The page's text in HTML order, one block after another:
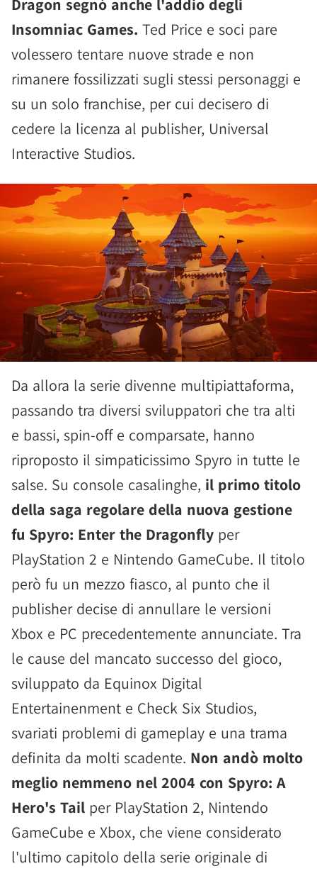
Dragon segnò anche l'addio degli
Insomniac Games. Ted Price e soci pare
volessero tentare nuove strade e non
rimanere fossilizzati sugli stessi personaggi e
su un solo franchise, per cui decisero di
cedere la licenza al publisher, Universal
Interactive Studios.
Da allora la serie divenne multipiattaforma,
passando tra diversi sviluppatori che tra alti
e bassi, spin-off e comparsate, hanno
riproposto il simpaticissimo Spyro in tutte le
salse. Su console casalinghe, il primo titolo
della saga regolare della nuova gestione
fu Spyro: Enter the Dragonfly per
PlayStation 2 e Nintendo GameCube. Il titolo
però fu un mezzo fiasco, al punto che il
publisher decise di annullare le versioni
Xbox e PC precedentemente annunciate. Tra
le cause del mancato successo del gioco,
sviluppato da Equinox Digital
Entertainenment e Check Six Studios,
svariati problemi di gameplay e una trama
definita da molti scadente. Non andò molto
meglio nemmeno nel 2004 con Spyro: A
Hero's Tail per PlayStation 2, Nintendo
GameCube e Xbox, che viene considerato
l'ultimo capitolo della serie originale di